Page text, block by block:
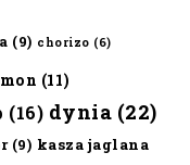
(9) chorizo (6)
(11)
(16) dynia (22)
(9) kasza jaglana